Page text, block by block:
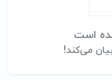
است
می‌کند!